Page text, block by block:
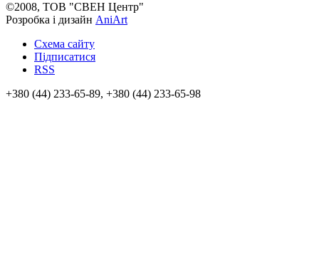
©2008, ТОВ "СВЕН Центр"
Розробка і дизайн AniArt
Схема сайту
Підписатися
RSS
+380 (44) 233-65-89, +380 (44) 233-65-98